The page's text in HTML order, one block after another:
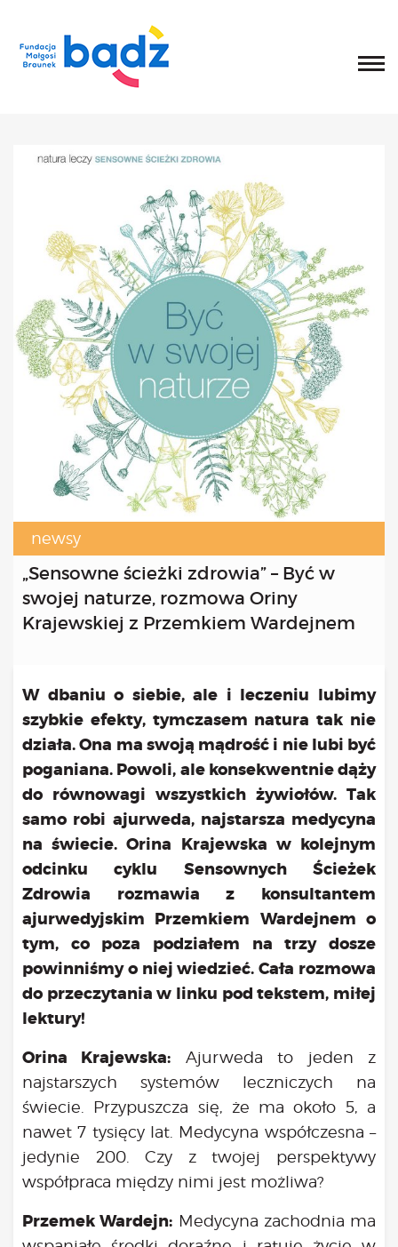
newsy
„Sensowne ścieżki zdrowia” – Być w
swojej naturze, rozmowa Oriny
Krajewskiej z Przemkiem Wardejnem
W dbaniu o siebie, ale i leczeniu lubimy
szybkie efekty, tymczasem natura tak nie
działa. Ona ma swoją mądrość i nie lubi być
poganiana. Powoli, ale konsekwentnie dąży
do równowagi wszystkich żywiołów. Tak
samo robi ajurweda, najstarsza medycyna
na świecie. Orina Krajewska w kolejnym
odcinku cyklu Sensownych Ścieżek
Zdrowia rozmawia z konsultantem
ajurwedyjskim Przemkiem Wardejnem o
tym, co poza podziałem na trzy dosze
powinniśmy o niej wiedzieć. Cała rozmowa
do przeczytania w linku pod tekstem, miłej
lektury!
Orina Krajewska: Ajurweda to jeden z
najstarszych systemów leczniczych na
świecie. Przypuszcza się, że ma około 5, a
nawet 7 tysięcy lat. Medycyna współczesna –
jedynie 200. Czy z twojej perspektywy
współpraca między nimi jest możliwa?
Przemek Wardejn: Medycyna zachodnia ma
List Małgosi
Zarząd
Rada Fundacji
Rada Programowa
Wolontariusze
Sprawozdania
Kongres
O Kongresie
Kongres 2020
Kongres 2019
Projekty
Bezpłatne konsultacje psychologiczne online marzec –
kwiecień – maj
Grupa praktyka oddechowa
Jestem i Będę
Kurs mindfulness online
Bądź od Małego
Bądź w Kazimierzu
Sensowne ścieżki zdrowia
Zmieniamy niezdrowe na zdrowe
Cykl edukacyjny Powiat Piaseczeński
Onkoasystent
Storytel
Bądź na bieżąco
aktualności
Będzie
Było
Porady
Lektury
Ciało
Duch
Psychika
Media
Filmy
Galeria
„Bądź” w mediach
Kontakt